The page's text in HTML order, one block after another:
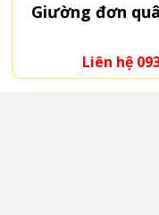
Giường đơn
Liên hệ